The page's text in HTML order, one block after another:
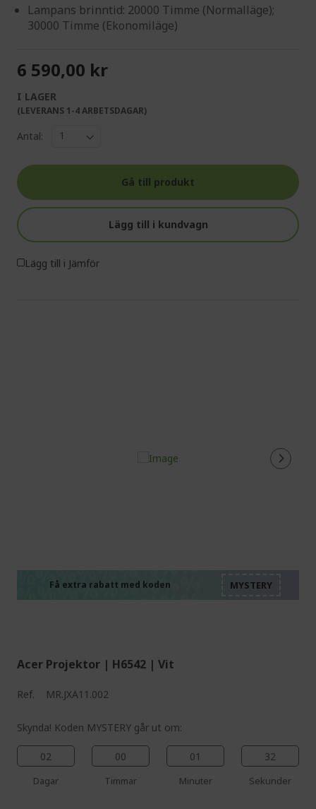
Lampans brinntid: 20000 Timme (Normalläge);
30000 Timme (Ekonomiläge)
6 590,00 kr
I LAGER
(LEVERANS 1-4 ARBETSDAGAR)
Antal:
Gå till produkt
Lägg till i kundvagn
Lägg till i Jämför
Få extra rabatt med koden
Acer Projektor | H6542 | Vit
Ref. MR.JXA11.002
Skynda! Koden MYSTERY går ut om:
02
Dagar
00
Timmar
01
Minuter
31
Sekunder